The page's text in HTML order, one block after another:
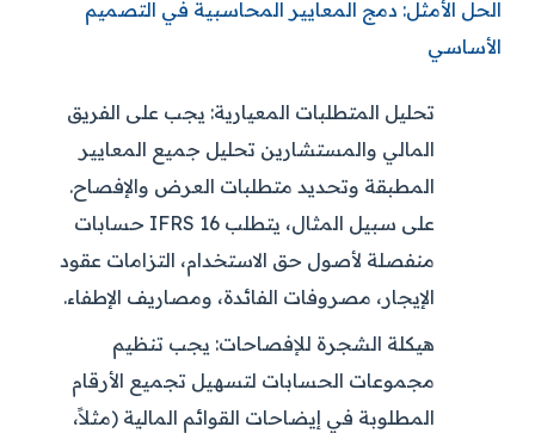
الحل الأمثل: دمج المعايير المحاسبية في التصميم
الأساسي
تحليل المتطلبات المعيارية: يجب على الفريق
المالي والمستشارين تحليل جميع المعايير
المطبقة وتحديد متطلبات العرض والإفصاح.
على سبيل المثال، يتطلب IFRS 16 حسابات
منفصلة لأصول حق الاستخدام، التزامات عقود
الإيجار، مصروفات الفائدة، ومصاريف الإطفاء.
هيكلة الشجرة للإفصاحات: يجب تنظيم
مجموعات الحسابات لتسهيل تجميع الأرقام
المطلوبة في إيضاحات القوائم المالية (مثلاً،